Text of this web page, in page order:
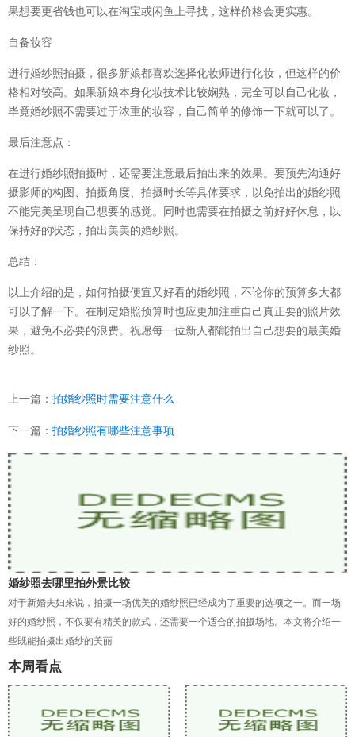
果想要更省钱也可以在淘宝或闲鱼上寻找，这样价格会更实惠。
自备妆容
进行婚纱照拍摄，很多新娘都喜欢选择化妆师进行化妆，但这样的价
格相对较高。如果新娘本身化妆技术比较娴熟，完全可以自己化妆，
毕竟婚纱照不需要过于浓重的妆容，自己简单的修饰一下就可以了。
最后注意点：
在进行婚纱照拍摄时，还需要注意最后拍出来的效果。要预先沟通好
摄影师的构图、拍摄角度、拍摄时长等具体要求，以免拍出的婚纱照
不能完美呈现自己想要的感觉。同时也需要在拍摄之前好好休息，以
保持好的状态，拍出美美的婚纱照。
总结：
以上介绍的是，如何拍摄便宜又好看的婚纱照，不论你的预算多大都
可以了解一下。在制定婚照预算时也应更加注重自己真正要的照片效
果，避免不必要的浪费。祝愿每一位新人都能拍出自己想要的最美婚
纱照。
上一篇： 拍婚纱照时需要注意什么
下一篇： 拍婚纱照有哪些注意事项
婚纱照去哪里拍外景比较
对于新婚夫妇来说，拍摄一场优美的婚纱照已经成为了重要的选项之一。而一场
好的婚纱照，不仅要有精美的款式，还需要一个适合的拍摄场地。本文将介绍一
些既能拍摄出婚纱的美丽
本周看点